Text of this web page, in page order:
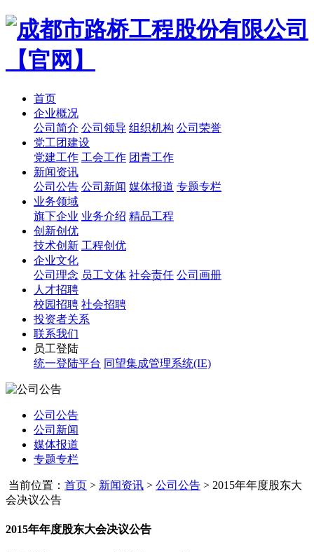
首页
企业概况
公司简介 公司领导 组织机构 公司荣誉
党工团建设
党建工作 工会工作 团青工作
新闻资讯
公司公告 公司新闻 媒体报道 专题专栏
业务领域
旗下企业 业务介绍 精品工程
创新创优
技术创新 工程创优
企业文化
公司理念 员工文体 社会责任 公司画册
人才招聘
校园招聘 社会招聘
投资者关系
联系我们
员工登陆
统一登陆平台 同望集成管理系统(IE)
公司公告
公司新闻
媒体报道
专题专栏
当前位置： 首页 > 新闻资讯 > 公司公告 > 2015年年度股东大
会决议公告
2015年年度股东大会决议公告